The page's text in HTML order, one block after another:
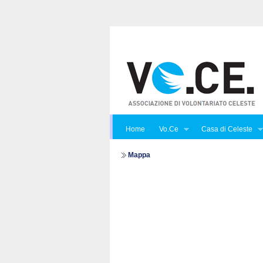
Home Vo.Ce Casa di Celeste
Mappa